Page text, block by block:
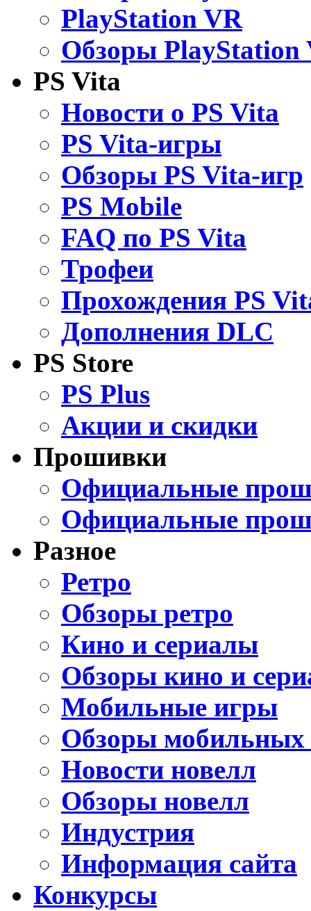
PlayStation VR
Обзоры PlayStation
PS Vita
Новости о PS Vita
PS Vita-игры
Обзоры PS Vita-игр
PS Mobile
FAQ по PS Vita
Трофеи
Прохождения PS
Дополнения DLC
PS Store
PS Plus
Акции и скидки
Прошивки
Официальные
Официальные
Разное
Ретро
Обзоры ретро
Кино и сериалы
Обзоры кино и
Мобильные игры
Обзоры мобильных
Новости новелл
Обзоры новелл
Индустрия
Информация сайта
Конкурсы